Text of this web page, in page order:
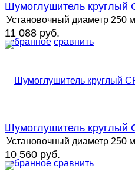
избранное сравнить
Шумоглушитель круглый
Установочный диаметр 250
11 088 руб.
избранное сравнить
Шумоглушитель круглый
Установочный диаметр 250
10 560 руб.